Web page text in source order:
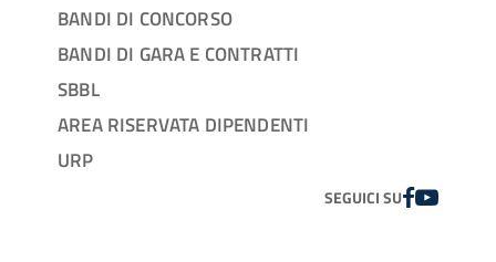
BANDI DI CONCORSO
BANDI DI GARA E CONTRATTI
SBBL
AREA RISERVATA DIPENDENTI
URP
SEGUICI SUFACEBOOK
YOUTUBE